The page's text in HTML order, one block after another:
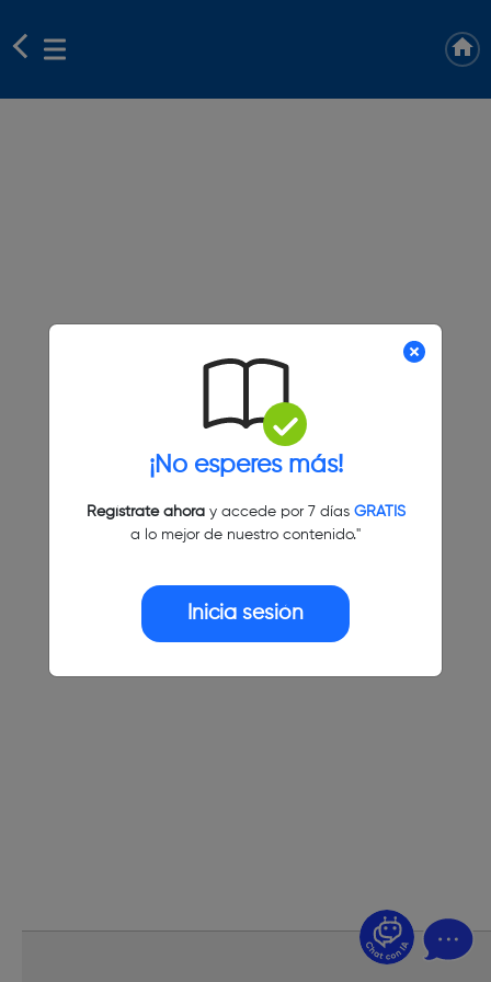
¡No esperes más!
Regístrate ahoray accede por 7 días GRATIS
a lo mejor de nuestro contenido."
Inicia sesión